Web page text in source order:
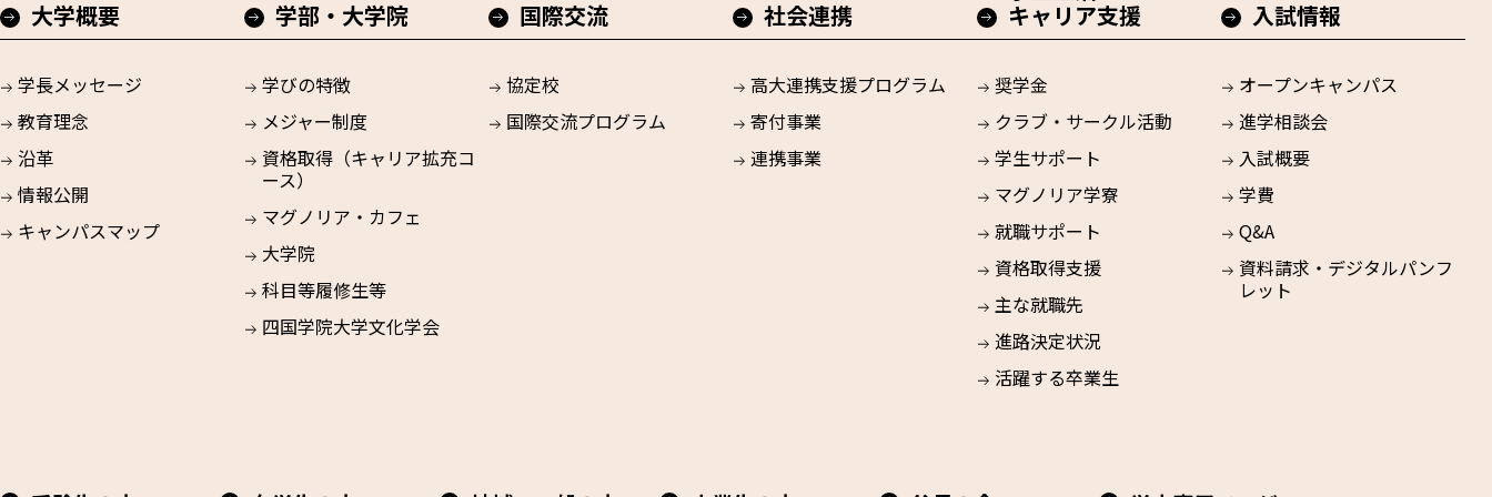
大学概要
学長メッセージ
教育理念
沿革
情報公開
キャンパスマップ
学部・大学院
学びの特徴
メジャー制度
資格取得（キャリア拡充コ
ース）
マグノリア・カフェ
大学院
科目等履修生等
四国学院大学文化学会
国際交流
協定校
国際交流プログラム
社会連携
高大連携支援プログラム
寄付事業
連携事業
キャリア支援
奨学金
クラブ・サークル活動
学生サポート
マグノリア学寮
就職サポート
資格取得支援
主な就職先
進路決定状況
活躍する卒業生
入試情報
オープンキャンパス
進学相談会
入試概要
学費
Q&A
資料請求・デジタルパンフ
レット